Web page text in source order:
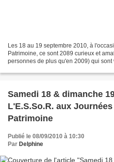
Les 18 au 19 septembre 2010, à
Patrimoine, ce sont 2089 curieux et
personnes de plus qu'en 2009) qui sont
Samedi 18 & dimanche
L'E.S.So.R. aux
Patrimoine
Publié le 08/09/2010 à 10:30
Par Delphine